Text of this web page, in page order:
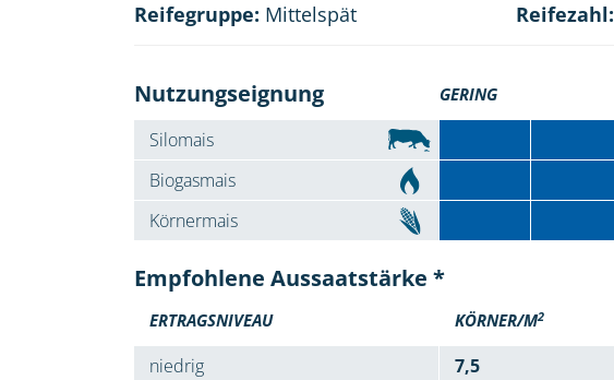
Reifegruppe: Mittelspät Reifezahl:
Nutzungseignung GERING
Silomais
Biogasmais
Körnermais
Empfohlene Aussaatstärke *
ERTRAGSNIVEAU KÖRNER/M2
niedrig
7,5